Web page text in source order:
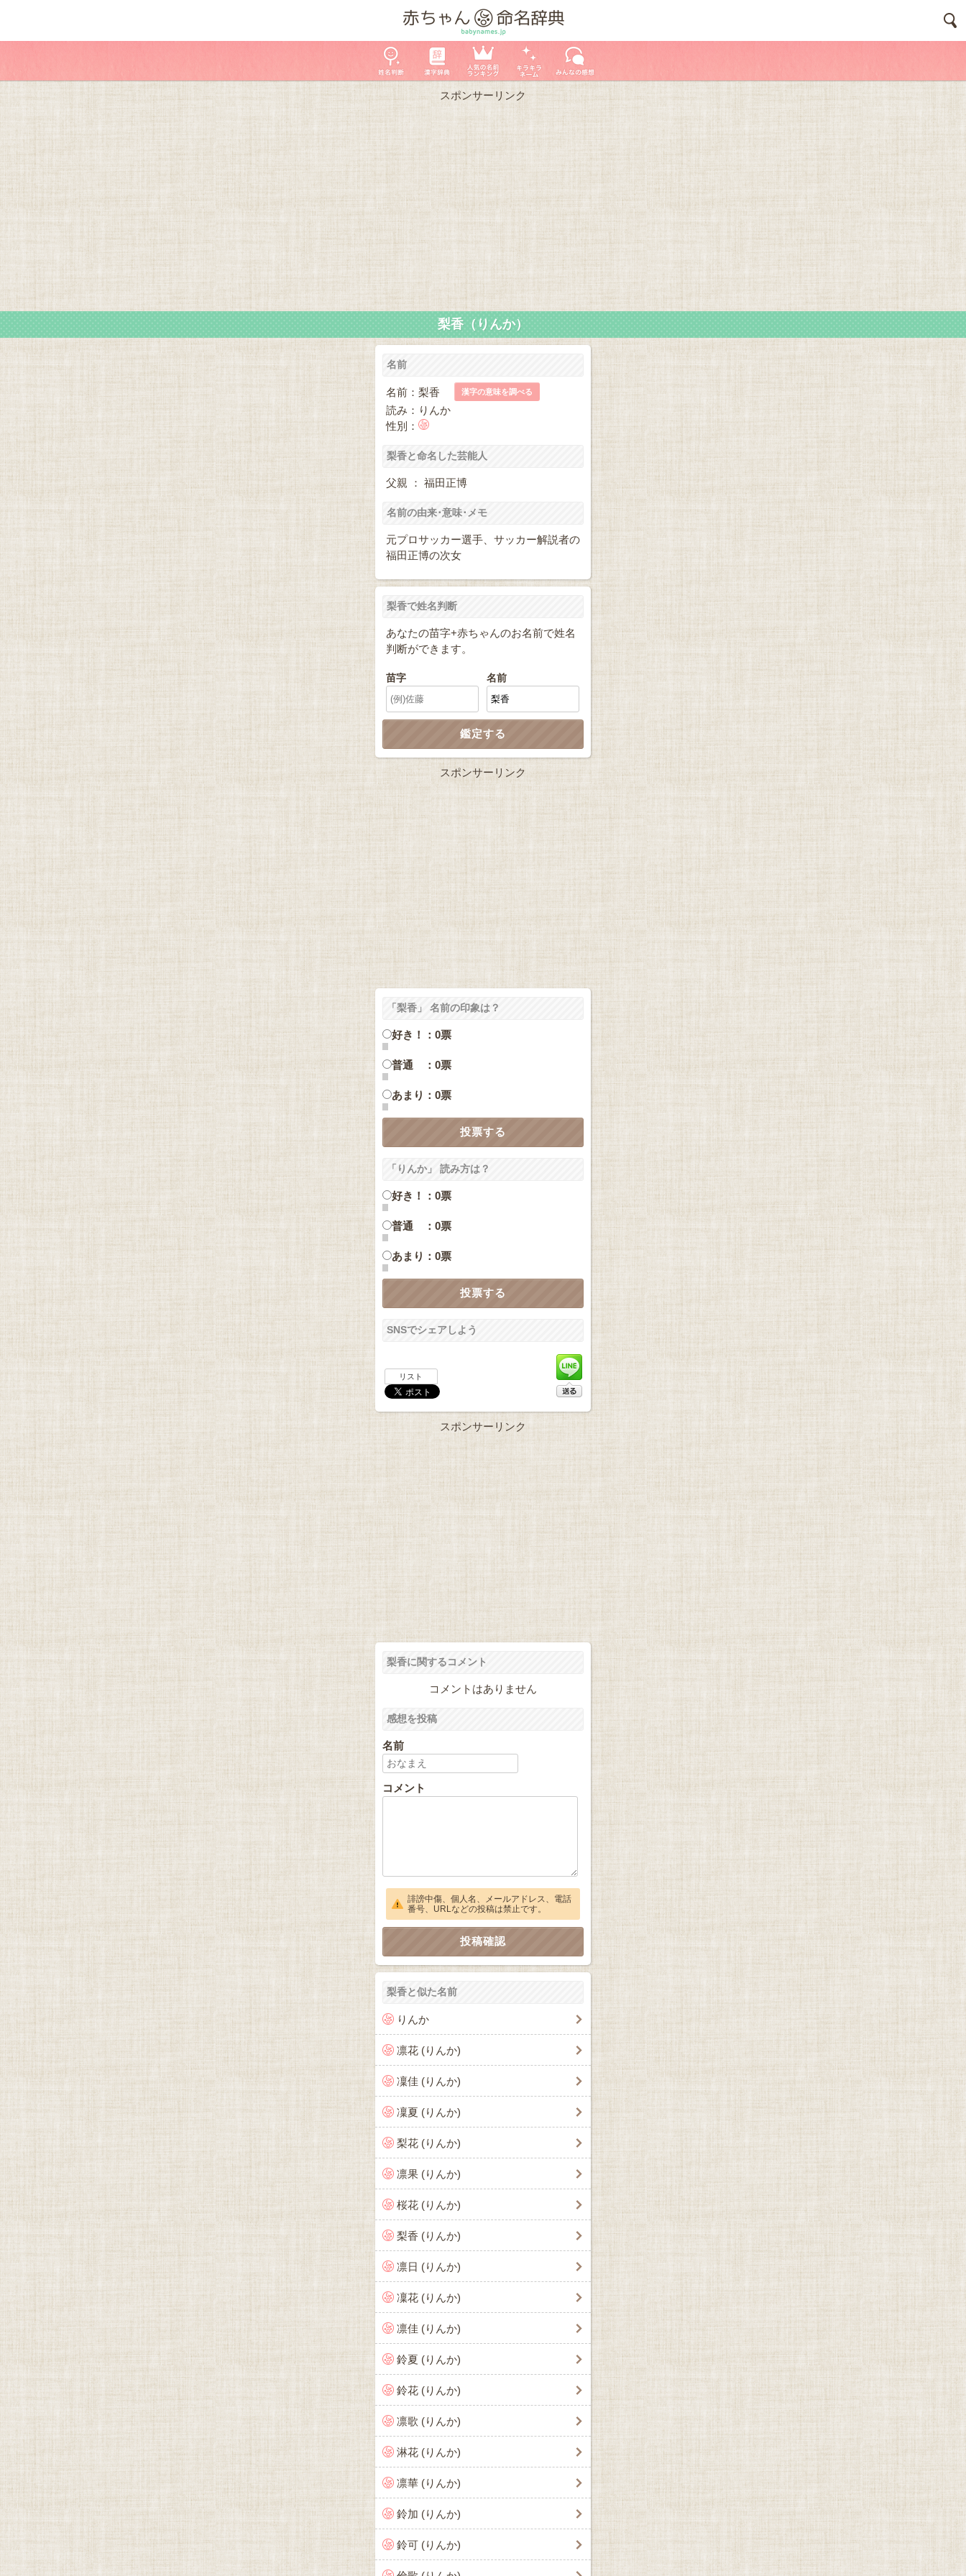
スポンサーリンク
梨香（りんか）
名前
名前：梨香 漢字の意味を調べる
読み：りんか
性別：
梨香と命名した芸能人
父親 ： 福田正博
名前の由来･意味･メモ
元プロサッカー選手、サッカー解説者の
福田正博の次女
梨香で姓名判断
あなたの苗字+赤ちゃんのお名前で姓名
判断ができます。
苗字 名前
スポンサーリンク
「梨香」 名前の印象は？
好き！：0票
普通 ：0票
あまり：0票
「りんか」 読み方は？
好き！：0票
普通 ：0票
あまり：0票
SNSでシェアしよう
リスト
スポンサーリンク
梨香に関するコメント
コメントはありません
感想を投稿
名前
コメント
誹謗中傷、個人名、メールアドレス、電話
番号、URLなどの投稿は禁止です。
梨香と似た名前
りんか
凛花 (りんか)
凜佳 (りんか)
凜夏 (りんか)
梨花 (りんか)
凛果 (りんか)
桜花 (りんか)
梨香 (りんか)
凛日 (りんか)
凜花 (りんか)
凛佳 (りんか)
鈴夏 (りんか)
鈴花 (りんか)
凛歌 (りんか)
淋花 (りんか)
凛華 (りんか)
鈴加 (りんか)
鈴可 (りんか)